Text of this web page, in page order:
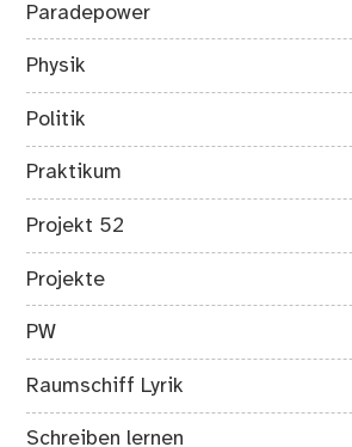
Paradepower
Physik
Politik
Praktikum
Projekt 52
Projekte
PW
Raumschiff Lyrik
Schreiben lernen